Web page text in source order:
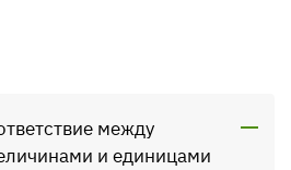
между
и единицами